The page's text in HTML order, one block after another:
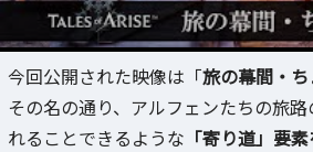
今回公開された映像は「旅の幕間・
その名の通り、アルフェンたちの旅
れることできるような 「寄り道」要